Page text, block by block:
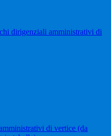
dirigenziali amministrativi di
di vertice (da